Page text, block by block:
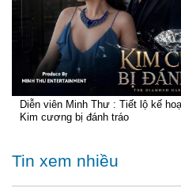
Diễn viên Minh Thư : Tiết lộ kế
Kim cương bị đánh tráo
Tin xem nhiều